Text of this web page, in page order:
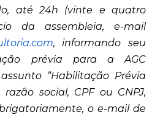
até 24h (vinte e quatro
da assembleia, e-mail
, informando seu
prévia para a AGC
“Habilitação Prévia
social, CPF ou CNPJ,
o e-mail de